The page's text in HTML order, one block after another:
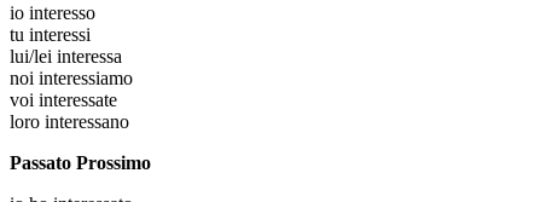
io interesso
tu interessi
lui/lei interessa
noi interessiamo
voi interessate
loro interessano
Passato Prossimo